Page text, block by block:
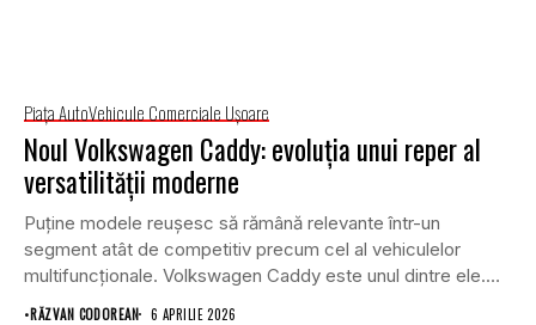
Piaţa AutoVehicule Comerciale Uşoare
Noul Volkswagen Caddy: evoluția unui reper al
versatilității moderne
Puține modele reușesc să rămână relevante într-un
segment atât de competitiv precum cel al vehiculelor
multifuncționale. Volkswagen Caddy este unul dintre ele.
Cu...
•RĂZVAN CODOREAN 6 APRILIE 2026